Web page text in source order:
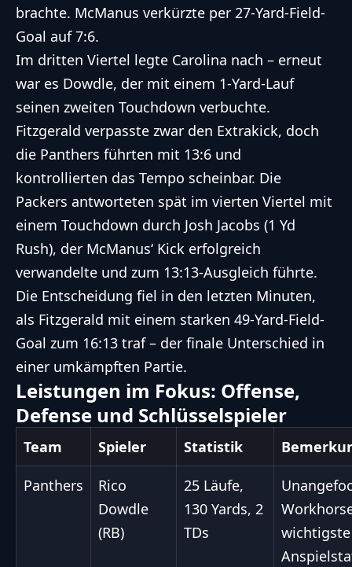
brachte. McManus verkürzte per 27-Yard-Field-
Goal auf 7:6.
Im dritten Viertel legte Carolina nach – erneut
war es Dowdle, der mit einem 1-Yard-Lauf
seinen zweiten Touchdown verbuchte.
Fitzgerald verpasste zwar den Extrakick, doch
die Panthers führten mit 13:6 und
kontrollierten das Tempo scheinbar. Die
Packers antworteten spät im vierten Viertel mit
einem Touchdown durch Josh Jacobs (1 Yd
Rush), der McManus‘ Kick erfolgreich
verwandelte und zum 13:13-Ausgleich führte.
Die Entscheidung fiel in den letzten Minuten,
als Fitzgerald mit einem starken 49-Yard-Field-
Goal zum 16:13 traf – der finale Unterschied in
einer umkämpften Partie.
Leistungen im Fokus: Offense,
Defense und Schlüsselspieler
Team Spieler Statistik
Panthers
Rico
Dowdle
(RB)
25 Läufe,
130 Yards, 2
TDs
wichtigste